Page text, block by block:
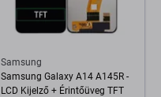
Samsung
Samsung Galaxy A14 A145R -
LCD Kijelző + Érintőüveg TFT